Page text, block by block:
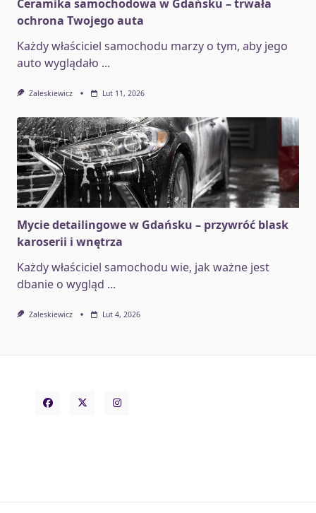
Ceramika samochodowa w Gdańsku – trwała
ochrona Twojego auta
Każdy właściciel samochodu marzy o tym, aby jego
auto wyglądało ...
Zaleskiewicz Lut 11, 2026
Mycie detailingowe w Gdańsku – przywróć blask
karoserii i wnętrza
Każdy właściciel samochodu wie, jak ważne jest
dbanie o wygląd ...
Zaleskiewicz Lut 4, 2026